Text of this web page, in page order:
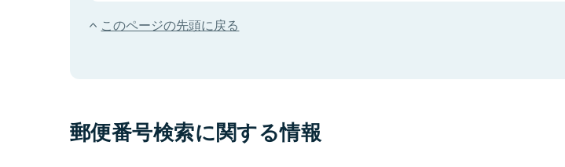
このページの先頭に戻る
郵便番号検索に関する情報